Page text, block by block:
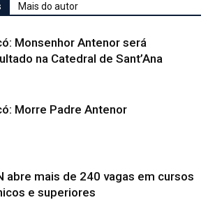
Mais do autor
Monsenhor Antenor será
na Catedral de Sant’Ana
Morre Padre Antenor
abre mais de 240 vagas em cursos
e superiores